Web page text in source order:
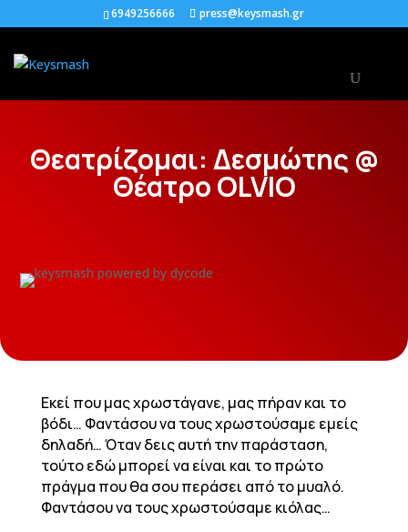
6949256666 press@keysmash.gr
Θεατρίζομαι: Δεσμώτης @
Θέατρο OLVIO
Εκεί που μας χρωστάγανε, μας πήραν και το
βόδι… Φαντάσου να τους χρωστούσαμε εμείς
δηλαδή… Όταν δεις αυτή την παράσταση,
τούτο εδώ μπορεί να είναι και το πρώτο
πράγμα που θα σου περάσει από το μυαλό.
Φαντάσου να τους χρωστούσαμε κιόλας…